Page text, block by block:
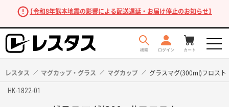
【令和8年熊本地震の影響による配送遅延・お届け停止のお知らせ】
レスタス マグカップ・グラス マグカップ グラスマグ(300ml)フロスト
HK-1822-01